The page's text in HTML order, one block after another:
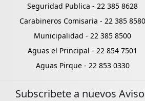
Seguridad Publica - 22 385 8628
Carabineros Comisaria - 22 385 8580
Municipalidad - 22 385 8500
Aguas el Principal - 22 854 7501
Aguas Pirque - 22 853 0330
Subscribete a nuevos